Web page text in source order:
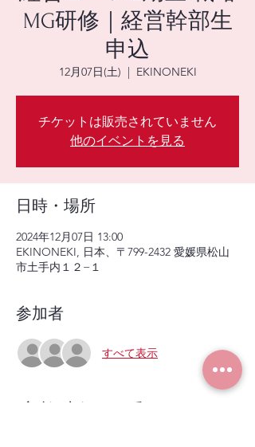
MG研修｜経営幹部生
申込
12月07日(土)
  |
EKINONEKI
チケットは販売されていません
他のイベントを見る
日時・場所
2024年12月07日 13:00
EKINONEKI, 日本、〒799-2432 愛媛県松山
市土手内１２−１
参加者
すべて表示
イベントについて